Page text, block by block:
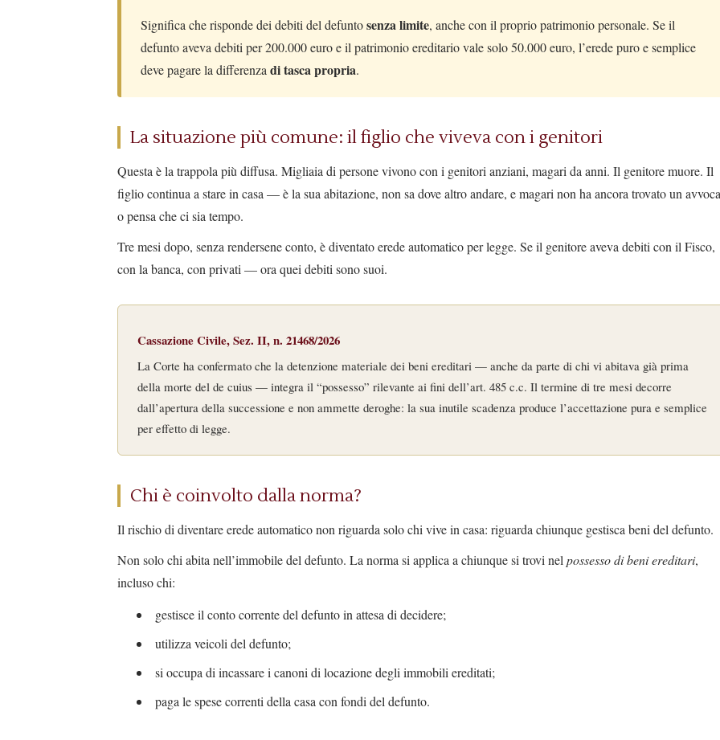
Significa che risponde dei debiti del defuntosenza limite, anche con il proprio patrimonio personale. Se il
defunto aveva debiti per 200.000 euro e il patrimonio ereditario vale solo 50.000 euro, l’erede puro e semplice
deve pagare la differenza di tasca propria.
La situazione più comune: il figlio che viveva con i genitori
Questa è la trappola più diffusa. Migliaia di persone vivono con i genitori anziani, magari da anni. Il genitore muore. Il
figlio continua a stare in casa — è la sua abitazione, non sa dove altro andare, e magari non ha ancora trovato un
o pensa che ci sia tempo.
Tre mesi dopo, senza rendersene conto, è diventato erede automatico per legge. Se il genitore aveva debiti con il Fisco,
con la banca, con privati — ora quei debiti sono suoi.
Cassazione Civile, Sez. II, n. 21468/2026
La Corte ha confermato che la detenzione materiale dei beni ereditari — anche da parte di chi vi abitava già prima
della morte del de cuius — integra il “possesso” rilevante ai fini dell’art. 485 c.c. Il termine di tre mesi decorre
dall’apertura della successione e non ammette deroghe: la sua inutile scadenza produce l’accettazione pura e semplice
per effetto di legge.
Chi è coinvolto dalla norma?
Il rischio di diventare erede automatico non riguarda solo chi vive in casa: riguarda chiunque gestisca beni del defunto.
Non solo chi abita nell’immobile del defunto. La norma si applica a chiunque si trovi nel possesso di beni ereditari,
incluso chi:
gestisce il conto corrente del defunto in attesa di decidere;
utilizza veicoli del defunto;
si occupa di incassare i canoni di locazione degli immobili ereditati;
paga le spese correnti della casa con fondi del defunto.